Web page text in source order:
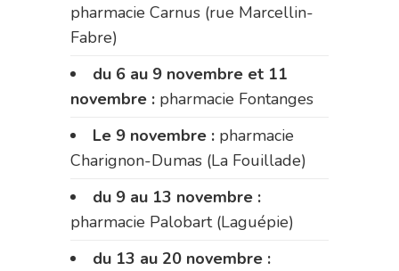
pharmacie Carnus (rue Marcellin-
Fabre)
du 6 au 9 novembre et 11
novembre : pharmacie Fontanges
Le 9 novembre : pharmacie
Charignon-Dumas (La Fouillade)
du 9 au 13 novembre :
pharmacie Palobart (Laguépie)
du 13 au 20 novembre :